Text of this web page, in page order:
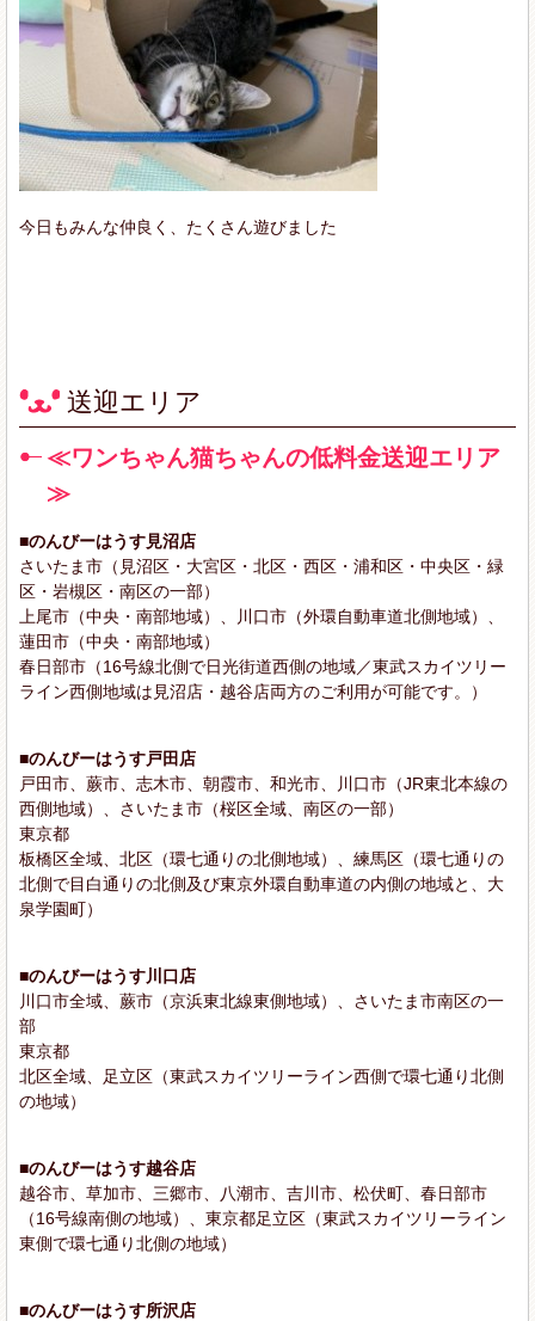
今日もみんな仲良く、たくさん遊びました
送迎エリア
≪ワンちゃん猫ちゃんの低料金送迎エリア
≫
■のんびーはうす見沼店
さいたま市（見沼区・大宮区・北区・西区・浦和区・中央区・緑
区・岩槻区・南区の一部）
上尾市（中央・南部地域）、川口市（外環自動車道北側地域）、
蓮田市（中央・南部地域）
春日部市（16号線北側で日光街道西側の地域／東武スカイツリー
ライン西側地域は見沼店・越谷店両方のご利用が可能です。）
■のんびーはうす戸田店
戸田市、蕨市、志木市、朝霞市、和光市、川口市（JR東北本線の
西側地域）、さいたま市（桜区全域、南区の一部）
東京都
板橋区全域、北区（環七通りの北側地域）、練馬区（環七通りの
北側で目白通りの北側及び東京外環自動車道の内側の地域と、大
泉学園町）
■のんびーはうす川口店
川口市全域、蕨市（京浜東北線東側地域）、さいたま市南区の一
部
東京都
北区全域、足立区（東武スカイツリーライン西側で環七通り北側
の地域）
■のんびーはうす越谷店
越谷市、草加市、三郷市、八潮市、吉川市、松伏町、春日部市
（16号線南側の地域）、東京都足立区（東武スカイツリーライン
東側で環七通り北側の地域）
■のんびーはうす所沢店